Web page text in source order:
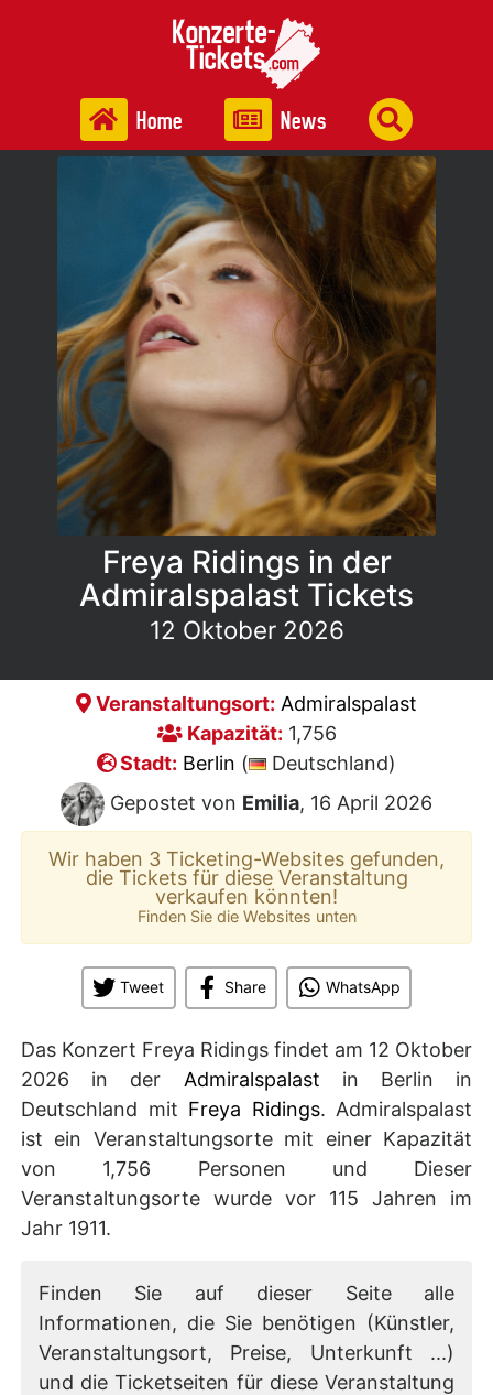
Home News
Freya Ridings in der
Admiralspalast Tickets
12 Oktober 2026
Veranstaltungsort: Admiralspalast
Kapazität: 1,756
Stadt: Berlin (
Deutschland)
Gepostet von Emilia, 16 April 2026
Wir haben 3 Ticketing-Websites gefunden,
die Tickets für diese Veranstaltung
verkaufen könnten!
Finden Sie die Websites unten
Tweet Share WhatsApp
Das Konzert Freya Ridings findet am 12 Oktober
2026 in der Admiralspalast in Berlin in
Deutschland mit Freya Ridings. Admiralspalast
ist ein Veranstaltungsorte mit einer Kapazität
von 1,756 Personen und Dieser
Veranstaltungsorte wurde vor 115 Jahren im
Jahr 1911.
Finden Sie auf dieser Seite alle
Informationen, die Sie benötigen (Künstler,
Veranstaltungsort, Preise, Unterkunft ...)
und die Ticketseiten für diese Veranstaltung